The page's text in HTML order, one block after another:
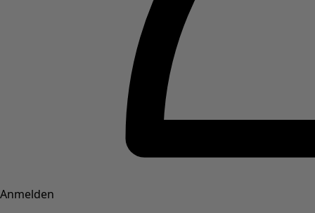
Anmelden